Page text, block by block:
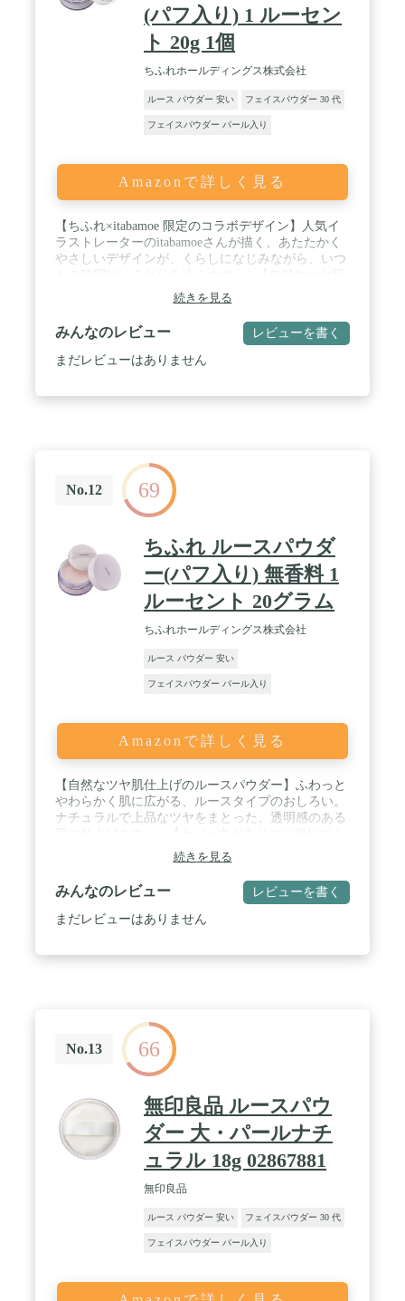
(パフ入り) 1 ルーセン
ト 20g 1個
ちふれホールディングス株式会社
ルース パウダー 安い フェイスパウダー 30 代
フェイスパウダー パール入り
Amazonで詳しく見る
【ちふれ×itabamoe 限定のコラボデザイン】人気イ
ラストレーターのitabamoeさんが描く、あたたかく
やさしいデザインが、くらしになじみながら、いつ
仕上げのルースパウダー】ふわっとやわらかく肌に
広がる、ルースタイプのおしろい。ナチュラルで上
品なツヤをまとった、透明感のある肌に仕上げま
す。 / 【カバー力がありつつ崩れにくい】毛穴・小
じわなどの凹凸にもしっかり密着してカバー。きめ
なめらかな質感の肌に仕上げるルーセントと、繊細
パールのきらめきでほんのり華やかな印象の肌に仕
上げるパーリールーセントの2種類から選べます。
続きを見る
みんなのレビュー レビューを書く
まだレビューはありません
No.12 69
ちふれ ルースパウダ
ー(パフ入り) 無香料 1
ルーセント 20グラム
ちふれホールディングス株式会社
ルース パウダー 安い
フェイスパウダー パール入り
Amazonで詳しく見る
【自然なツヤ肌仕上げのルースパウダー】ふわっと
やわらかく肌に広がる、ルースタイプのおしろい。
ナチュラルで上品なツヤをまとった、透明感のある
い】毛穴・小じわなどの凹凸にもしっかり密着して
カバー。きめ細かいすべすべの肌に仕上げます。化
粧崩れやあぶら浮きを防ぎ、ベースメイクの仕上が
りをキープします。 / 【しっとり仕上がるフェイス
パウダー】ホホバオイル配合で、しっとりとしたや
続きを見る
みんなのレビュー レビューを書く
まだレビューはありません
No.13 66
無印良品 ルースパウ
ダー 大・パールナチ
ュラル 18g 02867881
無印良品
ルース パウダー 安い フェイスパウダー 30 代
フェイスパウダー パール入り